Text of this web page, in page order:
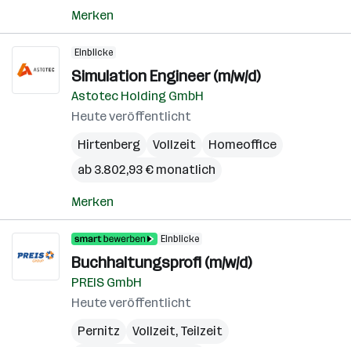
Merken
Einblicke
Simulation Engineer (m/w/d)
Astotec Holding GmbH
Heute veröffentlicht
Hirtenberg
Vollzeit
Homeoffice
ab 3.802,93 € monatlich
Merken
Einblicke
Buchhaltungsprofi (m/w/d)
PREIS GmbH
Heute veröffentlicht
Pernitz
Vollzeit, Teilzeit